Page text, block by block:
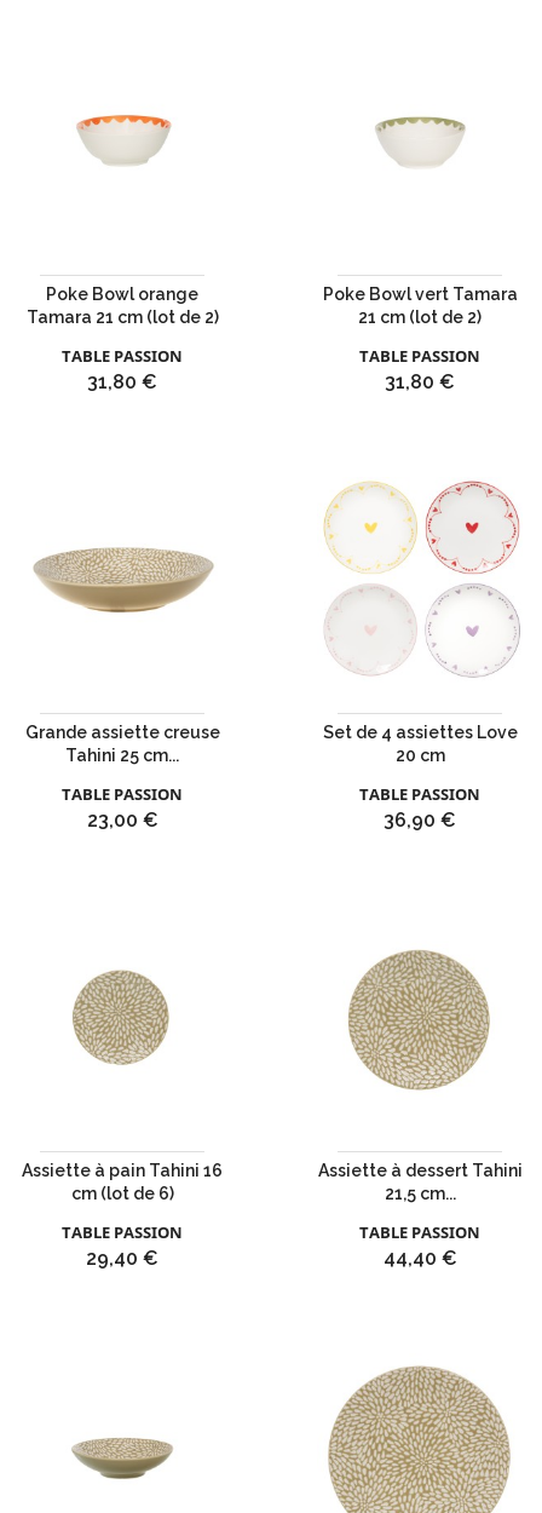
Poke Bowl orange
Tamara 21 cm (lot de 2)
TABLE PASSION
Prix
31,80 €
Poke Bowl vert Tamara
21 cm (lot de 2)
TABLE PASSION
Prix
31,80 €
Grande assiette creuse
Tahini 25 cm...
TABLE PASSION
Prix
23,00 €
Set de 4 assiettes Love
20 cm
TABLE PASSION
Prix
36,90 €
Assiette à pain Tahini 16
cm (lot de 6)
TABLE PASSION
Prix
29,40 €
Assiette à dessert Tahini
21,5 cm...
TABLE PASSION
Prix
44,40 €